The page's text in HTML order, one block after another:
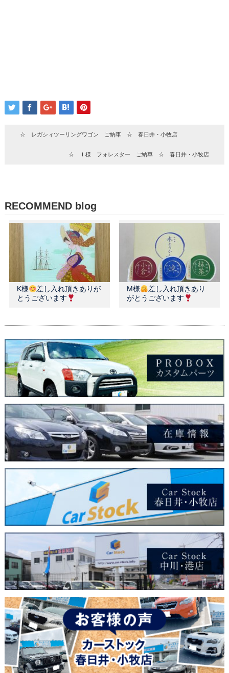
☆ レガシィツーリングワゴン ご納車 ☆ 春日井・小牧店
☆ Ｉ様 フォレスター ご納車 ☆ 春日井・小牧店
RECOMMEND blog
K様
差し入れ頂きありが
とうございます
M様
差し入れ頂きあり
がとうございます